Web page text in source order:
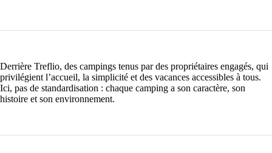
Derrière Treflio, des campings tenus par des propriétaires engagés, qui
privilégient l’accueil, la simplicité et des vacances accessibles à tous.
Ici, pas de standardisation : chaque camping a son caractère, son
histoire et son environnement.